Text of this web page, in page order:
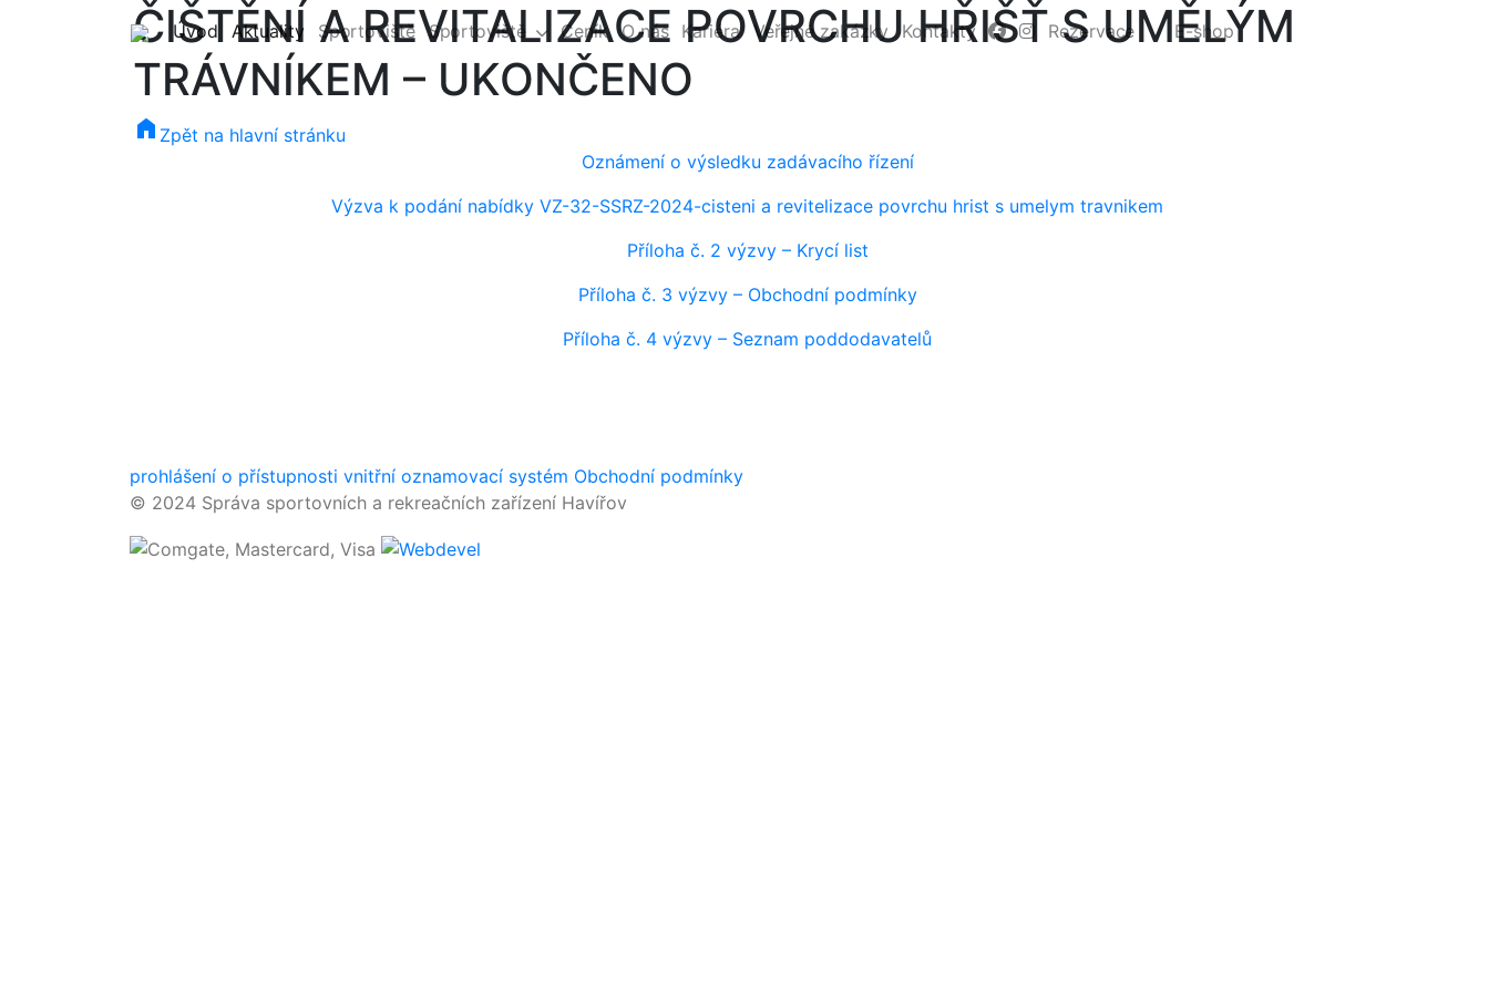
Úvod(current)
Aktuality(current)
Sportoviště Sportoviště Ceník O nás Kariéra Veřejné zakázky Kontakty Rezervace E-shop
ČIŠTĚNÍ A REVITALIZACE POVRCHU HŘIŠŤ S UMĚLÝM
TRÁVNÍKEM – UKONČENO
home Zpět na hlavní stránku
Oznámení o výsledku zadávacího řízení
Výzva k podání nabídky VZ-32-SSRZ-2024-cisteni a revitelizace povrchu hrist s umelym travnikem
Příloha č. 2 výzvy – Krycí list
Příloha č. 3 výzvy – Obchodní podmínky
Příloha č. 4 výzvy – Seznam poddodavatelů
prohlášení o přístupnosti vnitřní oznamovací systém Obchodní podmínky
© 2024 Správa sportovních a rekreačních zařízení Havířov